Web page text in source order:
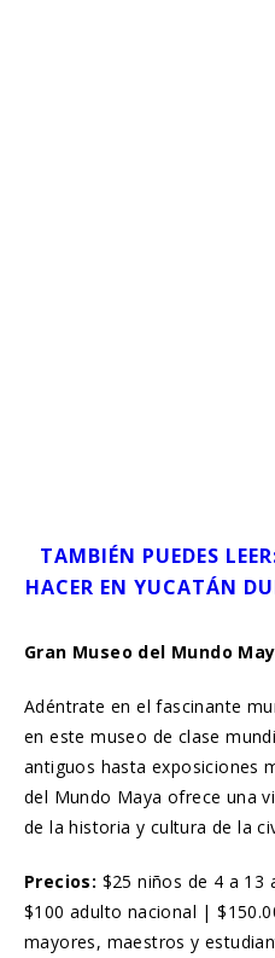
TAMBIÉN PUEDES
HACER EN YUCATÁN
Gran Museo del Mundo
Adéntrate en el fascinante
en este museo de clase
antiguos hasta exposiciones
del Mundo Maya ofrece una
de la historia y cultura de la
Precios: $25 niños de 4 a
$100 adulto nacional |
mayores, maestros y